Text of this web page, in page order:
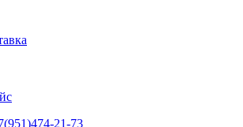
474-21-73